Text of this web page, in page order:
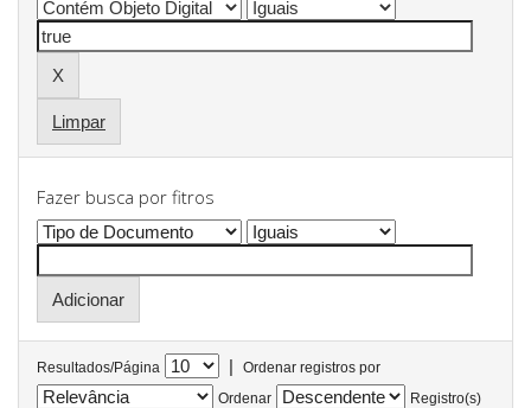
Limpar
Fazer busca por fitros
Resultados/Página |
Ordenar registros por
Ordenar
Registro(s)